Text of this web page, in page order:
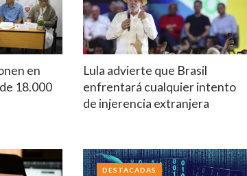
en
18.000
Lula advierte que Brasil
enfrentará cualquier intento
de injerencia extranjera
DESTACADAS